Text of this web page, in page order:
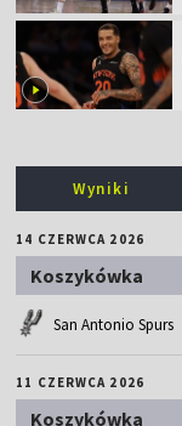
Wyniki
14 CZERWCA 2026
Koszykówka
San Antonio Spurs
11 CZERWCA 2026
Koszykówka